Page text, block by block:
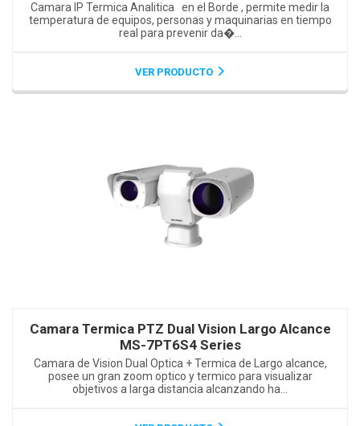
Camara IP Termica Analitica en el Borde , permite medir la
temperatura de equipos, personas y maquinarias en tiempo
real para prevenir da�...
VER PRODUCTO
Camara Termica PTZ Dual Vision Largo Alcance
MS-7PT6S4 Series
Camara de Vision Dual Optica + Termica de Largo alcance,
posee un gran zoom optico y termico para visualizar
objetivos a larga distancia alcanzando ha...